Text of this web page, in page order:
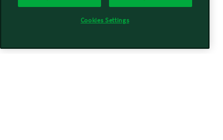
Cookies Settings